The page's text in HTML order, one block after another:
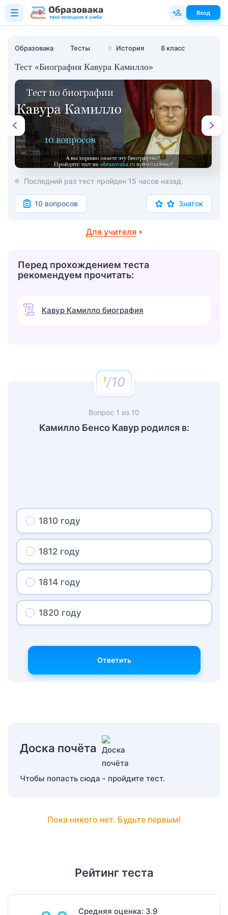
Образовака Тесты 🏺 История 8 класс
Тест «Биография Кавура Камилло»
Последний раз тест пройден 15 часов назад.
10 вопросов Знаток
Для учителя
Перед прохождением теста
рекомендуем прочитать:
Кавур Камилло биография
/10
Вопрос 1 из 10
Камилло Бенсо Кавур родился в:
1810 году
1812 году
1814 году
1820 году
Ответить
Доска почёта
Чтобы попасть сюда - пройдите тест.
Пока никого нет. Будьте первым!
Рейтинг теста
Средняя оценка: 3.9
Вход